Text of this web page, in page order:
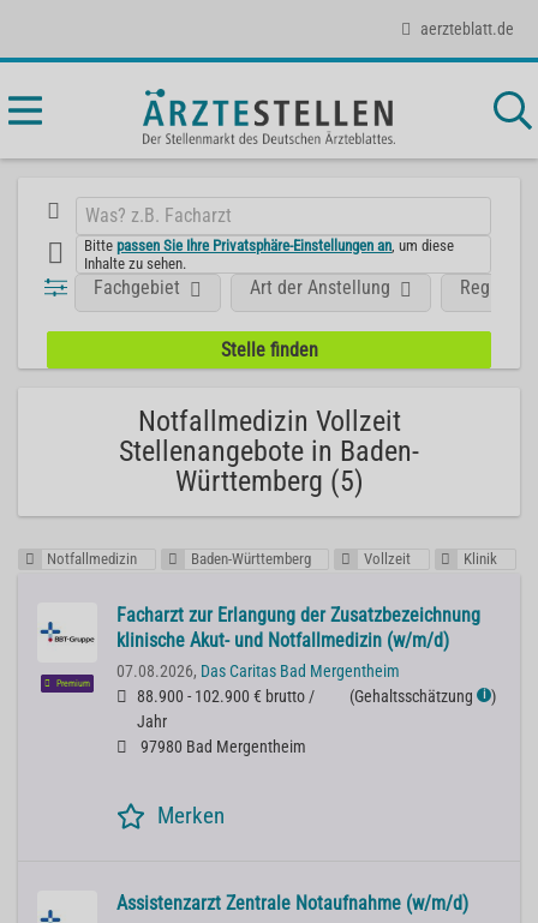
aerzteblatt.de
Bittepassen Sie Ihre Privatsphäre-Einstellungen an , um diese
Inhalte zu sehen.
Fachgebiet Art der Anstellung Region
Notfallmedizin Vollzeit
Stellenangebote in Baden-
Württemberg (5)
Notfallmedizin Baden-Württemberg Vollzeit Klinik
Premium
Facharzt zur Erlangung der Zusatzbezeichnung
klinische Akut- und Notfallmedizin (w/m/d)
07.08.2026, Das Caritas Bad Mergentheim
88.900 - 102.900 € brutto /
Jahr
(Gehaltsschätzung ℹ )
97980 Bad Mergentheim
Merken
Assistenzarzt Zentrale Notaufnahme (w/m/d)